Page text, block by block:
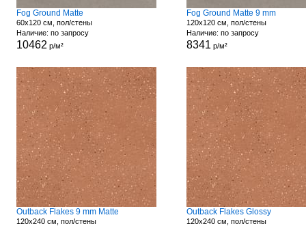
Fog Ground Matte
60x120 см, пол/стены
Наличие: по запросу
10462 р/м²
Fog Ground Matte 9 mm
120x120 см, пол/стены
Наличие: по запросу
8341 р/м²
Outback Flakes 9 mm Matte
120x240 см, пол/стены
Outback Flakes Glossy
120x240 см, пол/стены